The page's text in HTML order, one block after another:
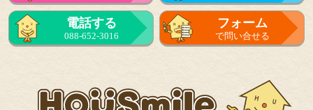
電話する
088-652-3016
フォーム
で問い合せる